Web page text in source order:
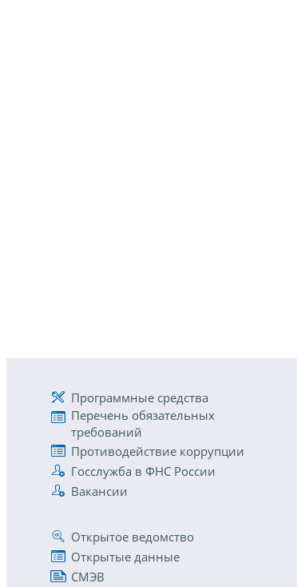
Программные средства
Перечень обязательных
требований
Противодействие коррупции
Госслужба в ФНС России
Вакансии
Открытое ведомство
Открытые данные
СМЭВ